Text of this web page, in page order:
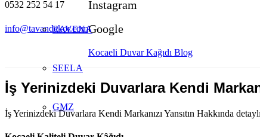
0532 252 54 17
info@tavandekor.com
Instagram
Google
Kocaeli Duvar Kağıdı Blog
RAVENA
SEELA
GMZ
İş Yerinizdeki Duvarlara Kendi
İş Yerinizdeki Duvarlara Kendi Markanızı Yansıtın Hakkında